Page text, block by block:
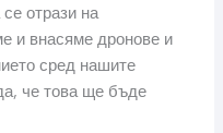
отрази на
и внасяме дронове и
сред нашите
че това ще бъде